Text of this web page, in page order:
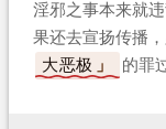
淫邪之事本来就
果还去宣扬传播
大恶极
的罪